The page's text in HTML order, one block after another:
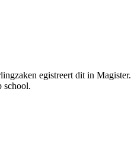
egistreert dit in Magister.
school.